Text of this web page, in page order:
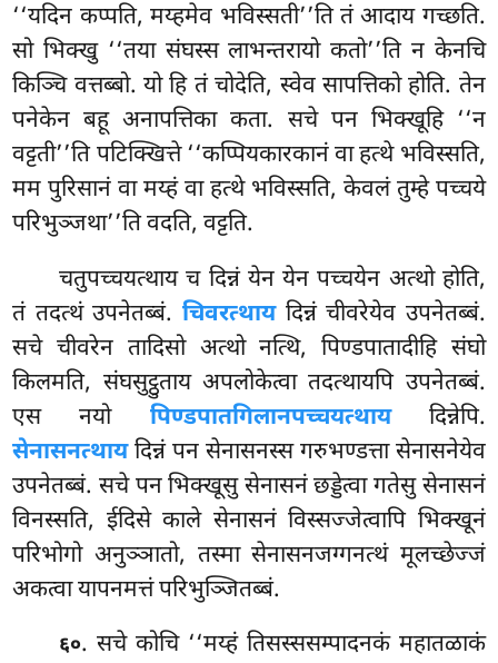
‘‘यदिन कप्पति, मय्हमेव भविस्सती’’ति तं आदाय गच्छति.
सो भिक्खु ‘‘तया संघस्स लाभन्तरायो कतो’’ति न केनचि
किञ्चि वत्तब्बो. यो हि तं चोदेति, स्वेव सापत्तिको होति. तेन
पनेकेन बहू अनापत्तिका कता. सचे पन भिक्खूहि ‘‘न
वट्टती’’ति पटिक्खित्ते ‘‘कप्पियकारकानं वा हत्थे भविस्सति,
मम पुरिसानं वा मय्हं वा हत्थे भविस्सति, केवलं तुम्हे पच्चये
परिभुञ्जथा’’ति वदति, वट्टति.
चतुपच्चयत्थाय च दिन्नं येन येन पच्चयेन अत्थो होति,
तं तदत्थं उपनेतब्बं. चिवरत्थायदिन्नं चीवरेयेव उपनेतब्बं.
सचे चीवरेन तादिसो अत्थो नत्थि, पिण्डपातादीहि संघो
किलमति, संघसुट्ठुताय अपलोकेत्वा तदत्थायपि उपनेतब्बं.
एस नयो पिण्डपातगिलानपच्चयत्थायदिन्नेपि.
सेनासनत्थायदिन्नं पन सेनासनस्स गरुभण्डत्ता सेनासनेयेव
उपनेतब्बं. सचे पन भिक्खूसु सेनासनं छड्डेत्वा गतेसु सेनासनं
विनस्सति, ईदिसे काले सेनासनं विस्सज्जेत्वापि भिक्खूनं
परिभोगो अनुञ्ञातो, तस्मा सेनासनजग्गनत्थं मूलच्छेज्जं
अकत्वा यापनमत्तं परिभुञ्जितब्बं.
६०. सचे कोचि ‘‘मय्हं तिसस्ससम्पादनकं महातळाकं